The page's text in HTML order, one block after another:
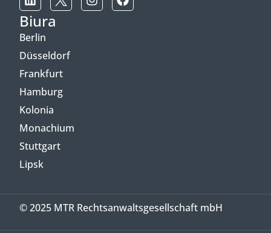
Biura
Berlin
Düsseldorf
Frankfurt
Hamburg
Kolonia
Monachium
Stuttgart
Lipsk
© 2025 MTR Rechtsanwaltsgesellschaft mbH